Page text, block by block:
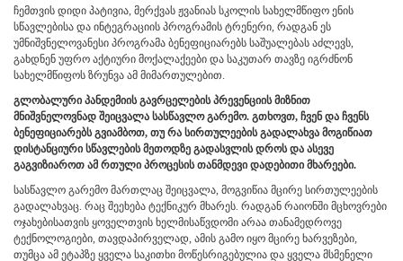
ჩემთვის დიდი პატივია, მერქვას ჟვანიას სკოლის სახელმწიფო ენის
სწავლებისა და ინტეგრაციის პროგრამის ტრენერი, რადგან ეს
უმნიშვნელოვანესი პროგრამა ბენეფიციარებს საშუალებას აძლევს,
გახდნენ უფრო აქტიური მოქალაქეები და საკუთარ თავზე იგრძნონ
სახელმწიფოს ზრუნვა ამ მიმართულებით.
გლობალური პანდემიის გავრცელების პრევენციის მიზნით
მნიშვნელოვნად შეიცვალა სასწავლო გარემო. გთხოვთ, ჩვენ და ჩვენს
ბენეფიციარებს გვიამბოთ, თუ რა სირთულეების გადალახვა მოგიწიათ
დისტანციური სწავლების მეთოდზე გადასვლის დროს და ასევე
გაგვიზიაროთ ამ რთული პროცესის თანმდევი დადებითი მხარეები.
სასწავლო გარემო მართლაც შეიცვალა, მოგვიწია მცირე სირთულეების
გადალახვაც. რაც შეეხება ტექნიკურ მხარეს. რადგან რაიონში მცხოვრები
ოჯახებისათვის ყოველთვის ხელმისაწვდომი არაა თანამედროვე
ტექნოლოგიები, თავდაპირველად, ამის გამო იყო მცირე ხარვეზები,
თუმცა ამ ეტაპზე ყველა საკითხი მოწესრიგებულია და ყველა მსმენელი